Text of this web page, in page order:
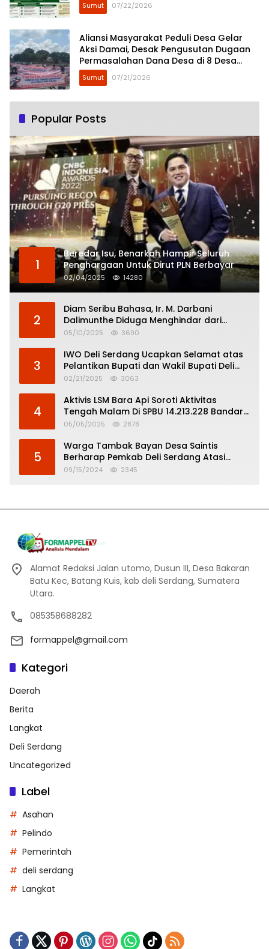
Sumut 07/22/2026
Aliansi Masyarakat Peduli Desa Gelar
Aksi Damai, Desak Pengusutan Dugaan
Permasalahan Dana Desa di 8 Desa
Kecamatan Tebing Tinggi
Sumut 07/21/2026
Popular Posts
1
Beredar Isu, Benarkah Hampir Seluruh
Penghargaan Untuk Dirut PLN Berbayar
02/04/2025 14280
2
Diam Seribu Bahasa, Ir. M. Darbani
Dalimunthe Diduga Menghindar dari
Pertanggungjawaban Politik
05/10/2025 3690
3
IWO Deli Serdang Ucapkan Selamat atas
Pelantikan Bupati dan Wakil Bupati Deli
Serdang
02/21/2025 3063
4
Aktivis LSM Bara Api Soroti Aktivitas
Tengah Malam Di SPBU 14.213.228 Bandar
Tinggi
05/05/2025 2878
5
Warga Tambak Bayan Desa Saintis
Berharap Pemkab Deli Serdang Atasi
Banjir
09/15/2024 2345
Alamat Redaksi Jalan utomo, Dusun III, Desa Bakaran
Batu Kec, Batang Kuis, kab deli Serdang, Sumatera
Utara.
085358688282
formappel@gmail.com
Kategori
Daerah
Berita
Langkat
Deli Serdang
Uncategorized
Label
Asahan
Pelindo
Pemerintah
deli serdang
Langkat